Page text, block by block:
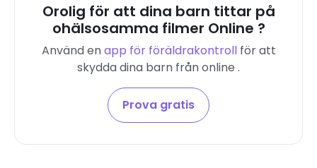
Orolig för att dina barn tittar på
ohälsosamma filmer Online ?
Använd enapp för föräldrakontrollför att
skydda dina barn från online .
Prova gratis